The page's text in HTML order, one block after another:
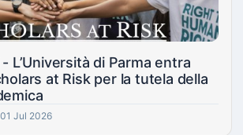
L’Università di Parma entra
at Risk per la tutela della
01 Jul 2026